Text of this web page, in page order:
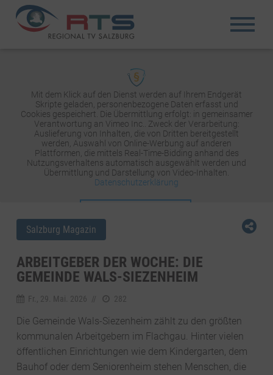
Mit dem Klick auf den Dienst werden auf Ihrem Endgerät
Skripte geladen, personenbezogene Daten erfasst und
Cookies gespeichert. Die Übermittlung erfolgt: in gemeinsamer
Verantwortung an Vimeo Inc.. Zweck der Verarbeitung:
Auslieferung von Inhalten, die von Dritten bereitgestellt
werden, Auswahl von Online-Werbung auf anderen
Plattformen, die mittels Real-Time-Bidding anhand des
Nutzungsverhaltens automatisch ausgewählt werden und
Übermittlung und Darstellung von Video-Inhalten.
Datenschutzerklärung
Salzburg Magazin
ARBEITGEBER DER WOCHE: DIE
GEMEINDE WALS-SIEZENHEIM
Fr., 29. Mai. 2026 282
Die Gemeinde Wals-Siezenheim zählt zu den größten
kommunalen Arbeitgebern im Flachgau. Hinter vielen
öffentlichen Einrichtungen wie dem Kindergarten, dem
Bauhof oder dem Seniorenheim stehen Menschen, die